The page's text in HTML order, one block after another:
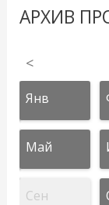
АРХИВ
<
Янв
Май
Сен